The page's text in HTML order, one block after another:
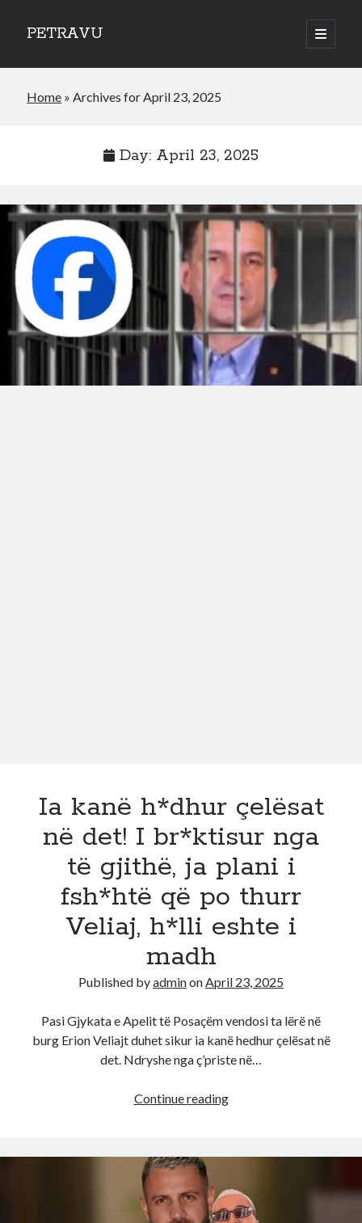
PETRAVU
open
primary
Sidebar
Bank
Home »Archives for April 23, 2025
Day: April 23, 2025
Ia kanë h*dhur çelësat
në det! I br*ktisur nga
të gjithë, ja plani i
fsh*htë që po thurr
Veliaj, h*lli eshte i
madh
Published byadminonApril 23, 2025
Pasi Gjykata e Apelit të Posaçëm vendosi ta lërë në
burg Erion Veliajt duhet sikur ia kanë hedhur çelësat në
det. Ndryshe nga ç’priste në…
Continue readingIa
çelësat
det!
I